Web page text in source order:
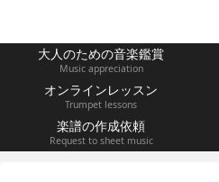
大人のための音楽鑑賞
Music appreciation
オンラインレッスン
Trumpet lessons
楽譜の作成依頼
Request to sheet music